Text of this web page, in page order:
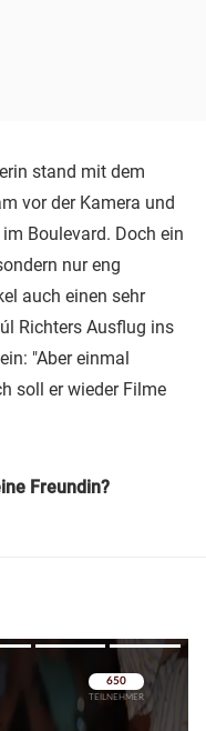
stand mit dem
vor der Kamera und
Boulevard. Doch ein
nur eng
auch einen sehr
Richters Ausflug ins
"Aber einmal
soll er wieder Filme
Freundin?
Überspringen